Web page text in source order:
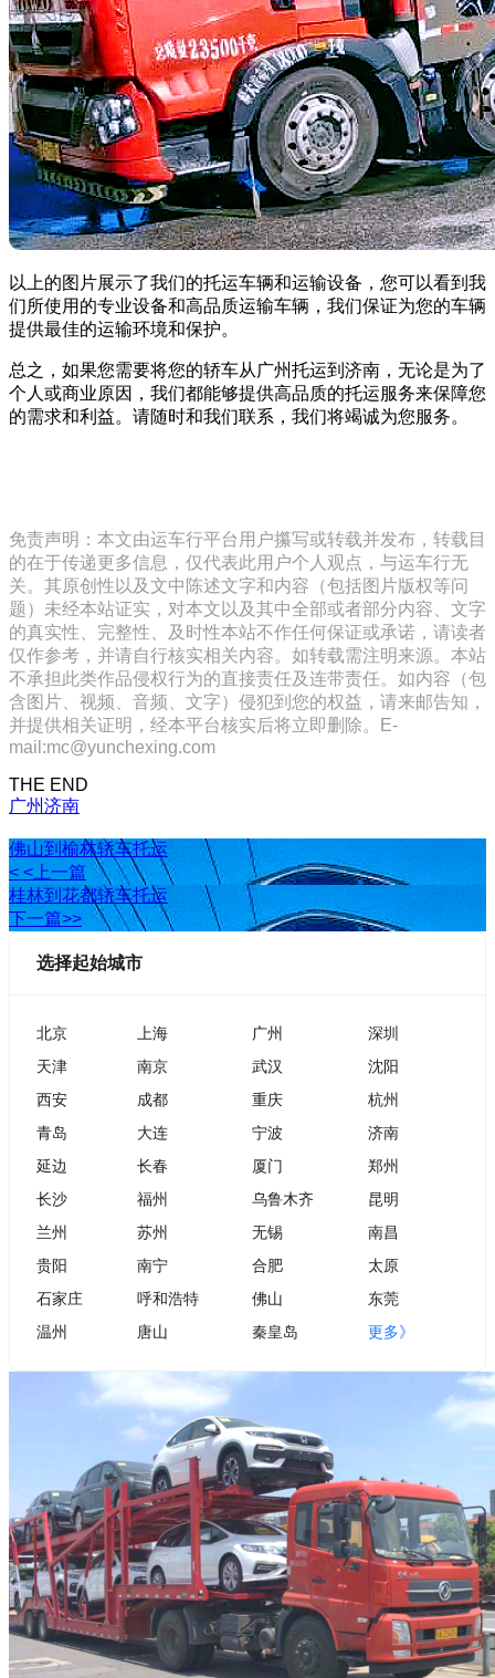
以上的图片展示了我们的托运车辆和运输设备，您可以看到我
们所使用的专业设备和高品质运输车辆，我们保证为您的车辆
提供最佳的运输环境和保护。
总之，如果您需要将您的轿车从广州托运到济南，无论是为了
个人或商业原因，我们都能够提供高品质的托运服务来保障您
的需求和利益。请随时和我们联系，我们将竭诚为您服务。
免责声明：本文由运车行平台用户攥写或转载并发布，转载目
的在于传递更多信息，仅代表此用户个人观点，与运车行无
关。其原创性以及文中陈述文字和内容（包括图片版权等问
题）未经本站证实，对本文以及其中全部或者部分内容、文字
的真实性、完整性、及时性本站不作任何保证或承诺，请读者
仅作参考，并请自行核实相关内容。如转载需注明来源。本站
不承担此类作品侵权行为的直接责任及连带责任。如内容（包
含图片、视频、音频、文字）侵犯到您的权益，请来邮告知，
并提供相关证明，经本平台核实后将立即删除。E-
mail:mc@yunchexing.com
THE END
广州济南
佛山到榆林轿车托运
< <上一篇
桂林到花都轿车托运
下一篇>>
选择起始城市
北京 上海 广州
深圳
天津
南京 武汉
沈阳
西安
成都 重庆
杭州
青岛
大连 宁波
济南
延边
长春 厦门
郑州
长沙
福州 乌鲁木齐
昆明
兰州
苏州 无锡
南昌
贵阳
南宁 合肥
太原
石家庄
呼和浩特 佛山
东莞
温州
唐山 秦皇岛 更多》